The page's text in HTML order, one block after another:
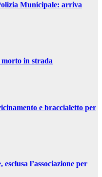
Municipale: arriva
in strada
e braccialetto per
l’associazione per